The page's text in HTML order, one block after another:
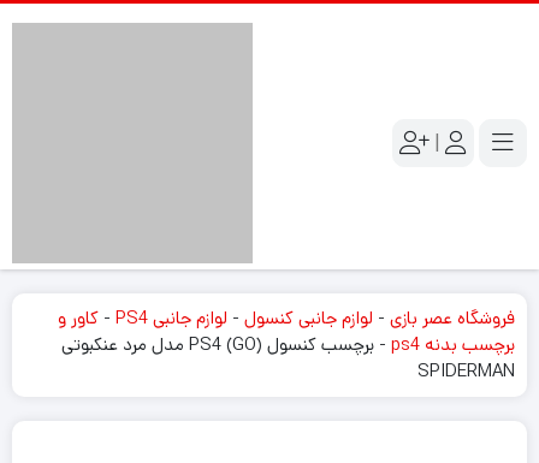
|
فروشگاه عصر بازی - لوازم جانبی کنسول - لوازم جانبی PS4 - کاور و
برچسب بدنه ps4
-
برچسب کنسول PS4 (GO) مدل مرد عنکبوتی
SPIDERMAN